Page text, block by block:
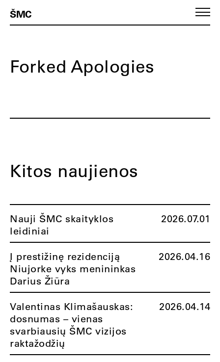
ŠMC
Forked Apologies
Kitos naujienos
Nauji ŠMC skaityklos
leidiniai
2026.07.01
Į prestižinę rezidenciją
Niujorke vyks menininkas
Darius Žiūra
2026.04.16
Valentinas Klimašauskas:
dosnumas – vienas
svarbiausių ŠMC vizijos
raktažodžių
2026.04.14